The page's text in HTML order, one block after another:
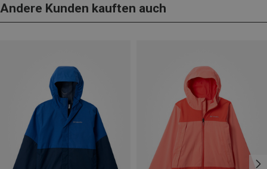
Andere Kunden kauften auch